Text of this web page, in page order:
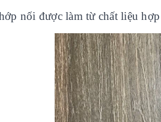
nối được làm từ chất liệu